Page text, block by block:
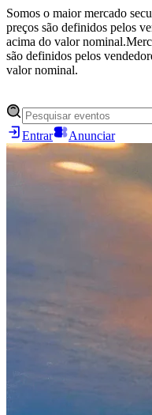
Somos o maior mercado
preços são definidos pelos
acima do valor nominal.
são definidos pelos
valor nominal.
Entrar Anunciar